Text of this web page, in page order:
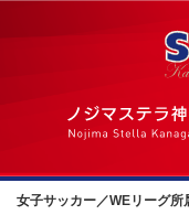
女子サッカー／WEリーグ